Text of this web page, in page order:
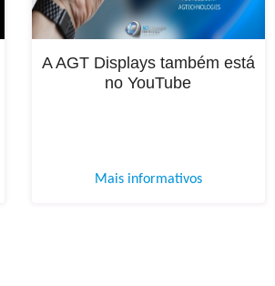
A AGT Displays também está
no YouTube
Mais informativos